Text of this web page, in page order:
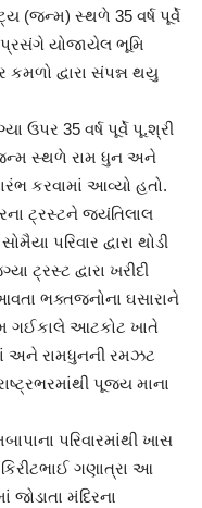
(જન્મ) સ્થળે 35 વર્ષ પૂર્વે
પ્રસંગે યોજાયેલ ભૂમિ
દ્વારા સંપન્ન થયુ
35 વર્ષ પૂર્વે પૂ.શ્રી
જન્મ સ્થળે રામ ધુન અને
કરવામાં આવ્યો હતો.
ટ્રસ્ટને જયંતિલાલ
પરિવાર દ્વારા થોડી
ટ્રસ્ટ દ્વારા ખરીદી
ભક્તજનોના ઘસારાને
ગઈકાલે આટકોટ ખાતે
અને રામધુનની રમઝટ
પૂજ્ય માના
પરિવારમાંથી ખાસ
ગણાત્રા આ
મંદિરના